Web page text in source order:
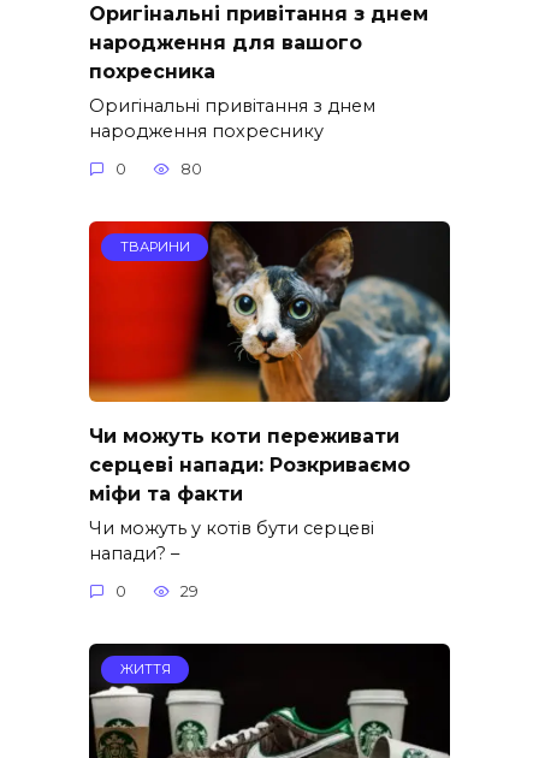
Оригінальні привітання з днем
народження для вашого
похресника
Оригінальні привітання з днем
народження похреснику
0 80
ТВАРИНИ
Чи можуть коти переживати
серцеві напади: Розкриваємо
міфи та факти
Чи можуть у котів бути серцеві
напади? –
0 29
ЖИТТЯ